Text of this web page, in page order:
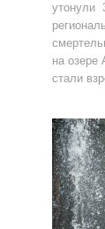
утонули
на озере
стали